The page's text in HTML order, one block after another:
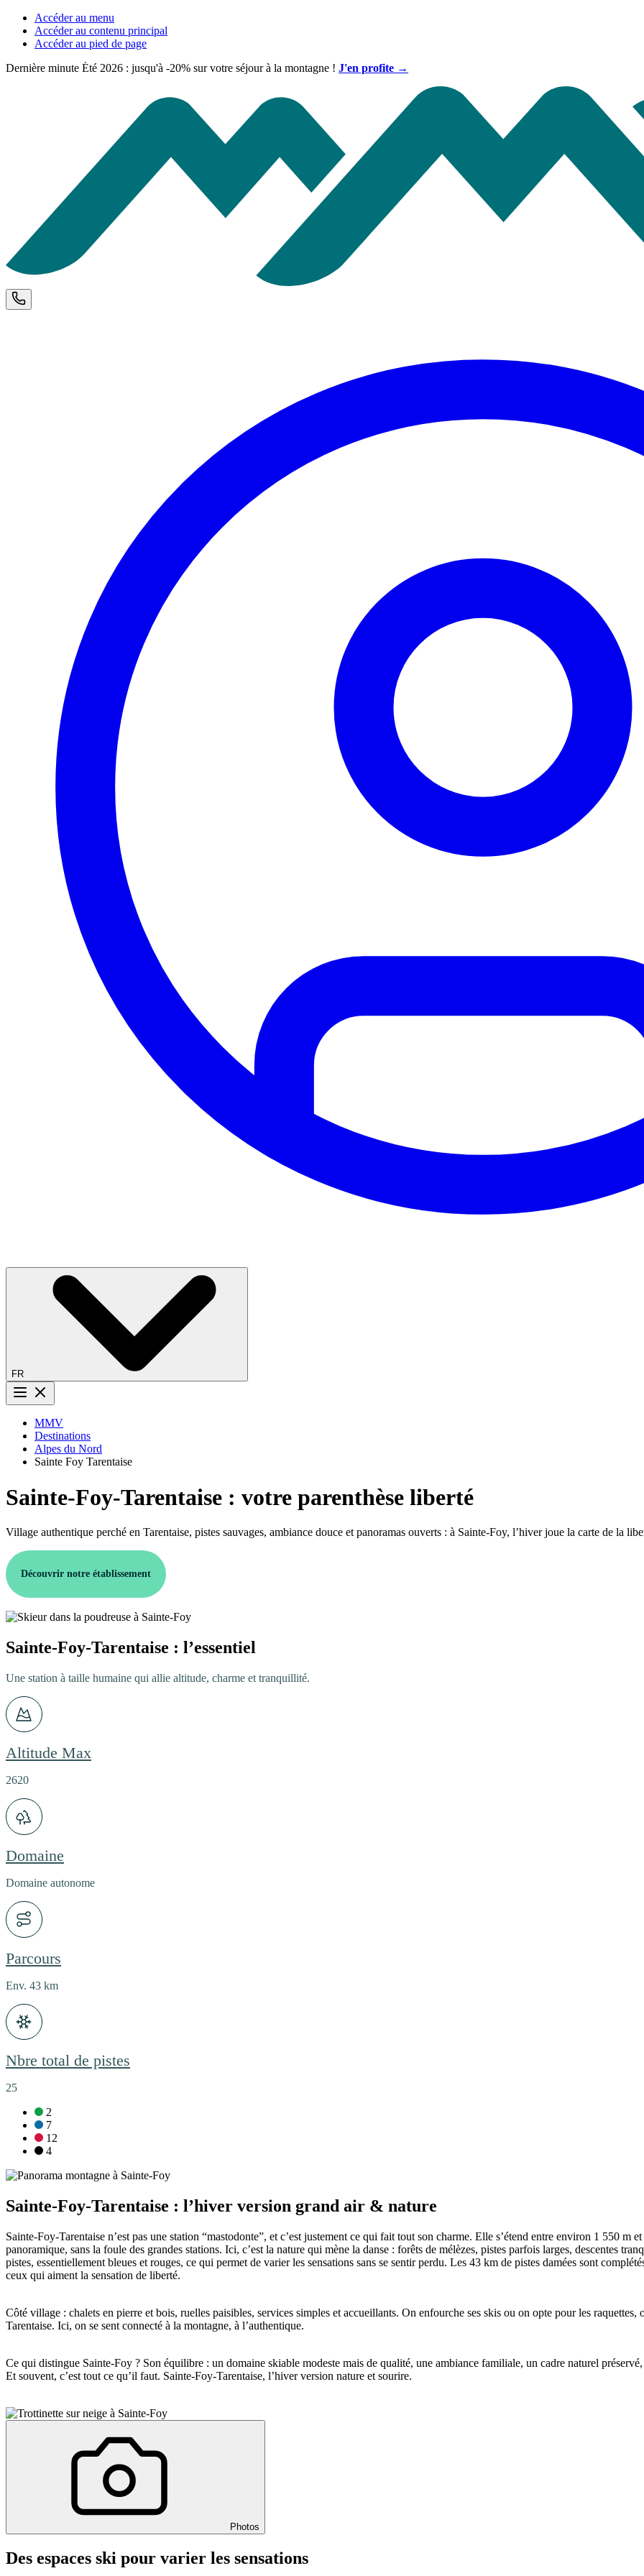
Accéder au menu
Accéder au contenu principal
Accéder au pied de page
Dernière minute Été 2026 : jusqu'à -20% sur votre séjour à la montagne ! J'en profite →
Téléphone et horaires d'ouverture
FR
Bouton menu
MMV
Destinations
Alpes du Nord
Sainte Foy Tarentaise
Sainte-Foy-Tarentaise : votre parenthèse liberté
Village authentique perché en Tarentaise, pistes sauvages, ambiance douce et panoramas ouverts : à Sainte-Foy, l’hiver joue la carte de la
Découvrir notre établissement
Sainte-Foy-Tarentaise : l’essentiel
Une station à taille humaine qui allie altitude, charme et tranquillité.
Altitude Max
2620
Domaine
Domaine autonome
Parcours
Env. 43 km
Nbre total de pistes
25
pistes vertes :
2
pistes bleues :
7
pistes rouges :
12
pistes noires :
4
Sainte-Foy-Tarentaise : l’hiver version grand air & nature
Sainte-Foy-Tarentaise n’est pas une station “mastodonte”, et c’est justement ce qui fait tout son charme. Elle s’étend entre environ 1 550 m
panoramique, sans la foule des grandes stations. Ici, c’est la nature qui mène la danse : forêts de mélèzes, pistes parfois larges, descentes
pistes, essentiellement bleues et rouges, ce qui permet de varier les sensations sans se sentir perdu. Les 43 km de pistes damées sont
ceux qui aiment la sensation de liberté.
Côté village : chalets en pierre et bois, ruelles paisibles, services simples et accueillants. On enfourche ses skis ou on opte pour les raquettes,
Tarentaise. Ici, on se sent connecté à la montagne, à l’authentique.
Ce qui distingue Sainte-Foy ? Son équilibre : un domaine skiable modeste mais de qualité, une ambiance familiale, un cadre naturel
Et souvent, c’est tout ce qu’il faut. Sainte-Foy-Tarentaise, l’hiver version nature et sourire.
Photos
Des espaces ski pour varier les sensations